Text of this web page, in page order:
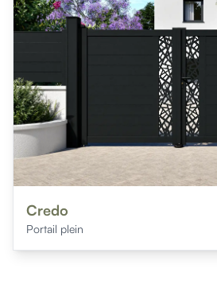
Credo
Portail plein